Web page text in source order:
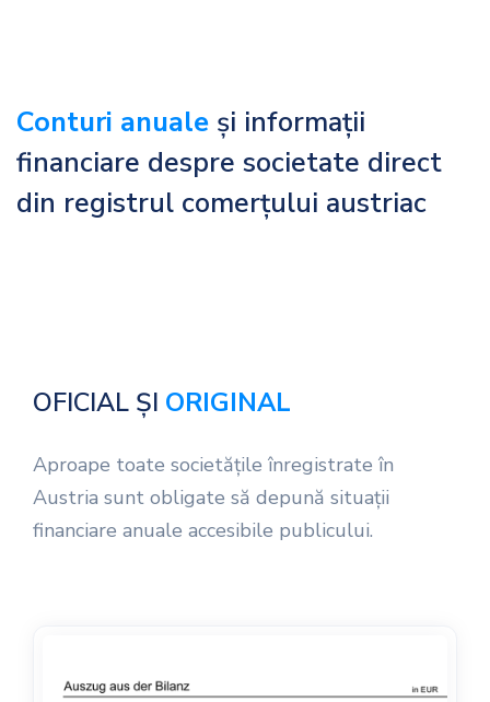
Conturi anuale și informații
financiare despre societate direct
din registrul comerțului austriac
OFICIAL ȘI ORIGINAL
Aproape toate societățile înregistrate în
Austria sunt obligate să depună situații
financiare anuale accesibile publicului.